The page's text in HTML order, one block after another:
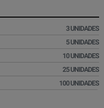
3 UNIDADES
5 UNIDADES
10 UNIDADES
25 UNIDADES
100 UNIDADES